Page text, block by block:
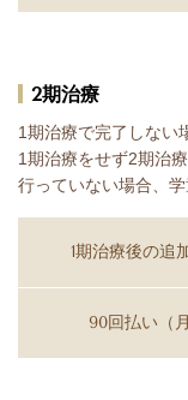
2期治療
1期治療で完了しない
1期治療をせず2期治
行っていない場合、
1期治療後の追
90回払い（月